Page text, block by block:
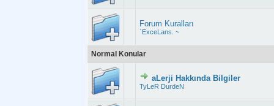
Forum Kuralları
`ExceLans. ~
Normal Konular
aLerji Hakkında Bilgiler
TyLeR DurdeN
Derecelendirme: